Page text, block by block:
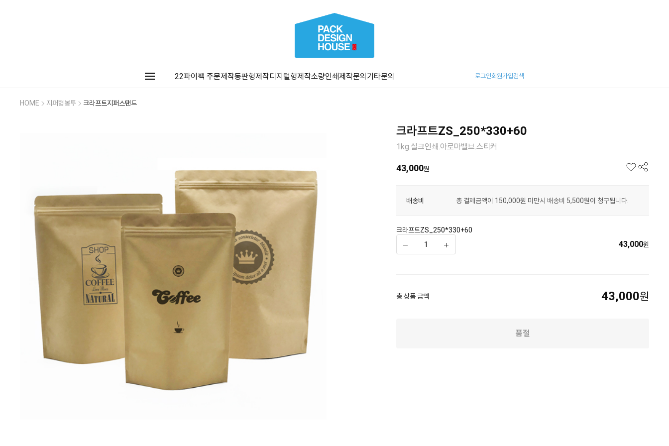
22파이팩 주문제작동판형제작디지털형제작소량인쇄제작문의 기타문의 로그인회원가입검색
HOME 지퍼형봉투 크라프트지퍼스탠드
크라프트ZS_250*330+60
1kg.실크인쇄.아로마밸브.스티커
43,000원
배송비 총 결제금액이 150,000원 미만시 배송비 5,500원이 청구됩니다.
크라프트ZS_250*330+60
43,000원
총 상품 금액 43,000원
품절